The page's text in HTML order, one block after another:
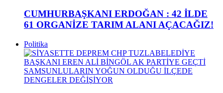
CUMHURBAŞKANI ERDOĞAN : 42 İLDE
61 ORGANİZE TARIM ALANI AÇACAĞIZ!
Politika